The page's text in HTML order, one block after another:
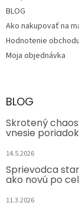
BLOG
Ako nakupovať na
Hodnotenie obchodu
Moja objednávka
BLOG
Skrotený
vnesie
14.5.2026
Sprievodca
ako novú po
11.3.2026